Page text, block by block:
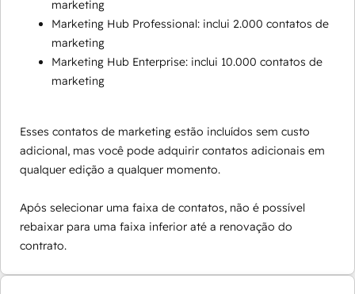
marketing
Marketing Hub Professional: inclui 2.000 contatos de
marketing
Marketing Hub Enterprise: inclui 10.000 contatos de
marketing
Esses contatos de marketing estão incluídos sem custo
adicional, mas você pode adquirir contatos adicionais em
qualquer edição a qualquer momento.
Após selecionar uma faixa de contatos, não é possível
rebaixar para uma faixa inferior até a renovação do
contrato.